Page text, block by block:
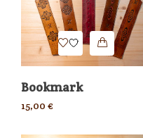
Bookmark
15,00 €